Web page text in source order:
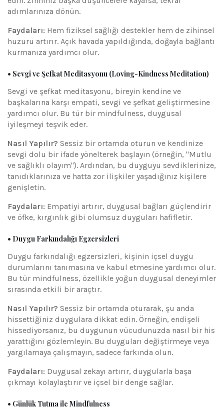
adımlarınıza dönün.
Faydaları: Hem fiziksel sağlığı destekler hem de zihinsel
huzuru artırır. Açık havada yapıldığında, doğayla bağlantı
kurmanıza yardımcı olur.
• Sevgi ve Şefkat Meditasyonu (Loving-Kindness Meditation)
Sevgi ve şefkat meditasyonu, bireyin kendine ve
başkalarına karşı empati, sevgi ve şefkat geliştirmesine
yardımcı olur. Bu tür bir mindfulness, duygusal
iyileşmeyi teşvik eder.
Nasıl Yapılır? Sessiz bir ortamda oturun ve kendinize
sevgi dolu bir ifade yönelterek başlayın (örneğin, "Mutlu
ve sağlıklı olayım"). Ardından, bu duyguyu sevdiklerinize,
tanıdıklarınıza ve hatta zor ilişkiler yaşadığınız kişilere
genişletin.
Faydaları: Empatiyi artırır, duygusal bağları güçlendirir
ve öfke, kırgınlık gibi olumsuz duyguları hafifletir.
• Duygu Farkındalığı Egzersizleri
Duygu farkındalığı egzersizleri, kişinin içsel duygu
durumlarını tanımasına ve kabul etmesine yardımcı olur.
Bu tür mindfulness, özellikle yoğun duygusal deneyimler
sırasında etkili bir araçtır.
Nasıl Yapılır? Sessiz bir ortamda oturarak, şu anda
hissettiğiniz duygulara dikkat edin. Örneğin, endişeli
hissediyorsanız, bu duygunun vücudunuzda nasıl bir his
yarattığını gözlemleyin. Bu duyguları değiştirmeye veya
yargılamaya çalışmayın, sadece farkında olun.
Faydaları: Duygusal zekayı artırır, duygularla başa
çıkmayı kolaylaştırır ve içsel bir denge sağlar.
• Günlük Tutma ile Mindfulness